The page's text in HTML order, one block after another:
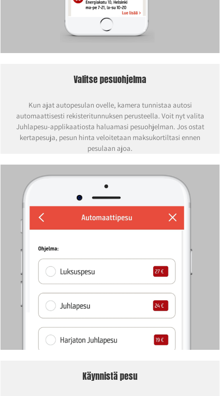
Valitse pesuohjelma
Kun ajat autopesulan ovelle, kamera tunnistaa autosi
automaattisesti rekisteritunnuksen perusteella. Voit nyt valita
Juhlapesu-applikaatiosta haluamasi pesuohjelman. Jos ostat
kertapesuja, pesun hinta veloitetaan maksukortiltasi ennen
pesulaan ajoa.
Käynnistä pesu